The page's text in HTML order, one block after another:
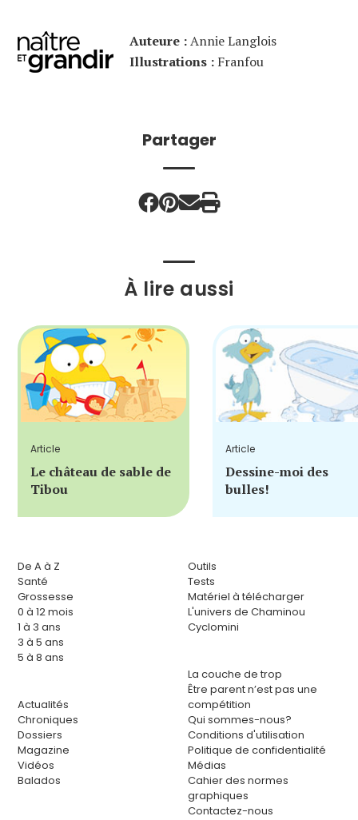
Auteure :Annie Langlois
Illustrations : Franfou
Partager
À lire aussi
Article
Le château de sable de
Tibou
Article
Dessine-moi des
bulles!
De A à Z
Santé
Grossesse
0 à 12 mois
1 à 3 ans
3 à 5 ans
5 à 8 ans
Actualités
Chroniques
Dossiers
Magazine
Vidéos
Balados
Outils
Tests
Matériel à télécharger
L'univers de Chaminou
Cyclomini
La couche de trop
Être parent n’est pas une
compétition
Qui sommes-nous?
Conditions d'utilisation
Politique de confidentialité
Médias
Cahier des normes
graphiques
Contactez-nous